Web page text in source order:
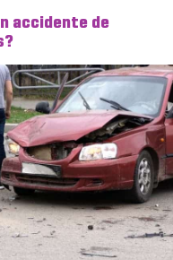
accidente de